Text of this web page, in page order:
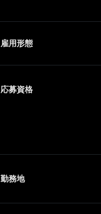
雇用形態
応募資格
勤務地